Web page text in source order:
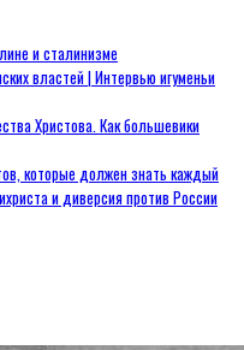
и сталинизме
властей | Интервью игуменьи
Христова. Как большевики
которые должен знать каждый
и диверсия против России